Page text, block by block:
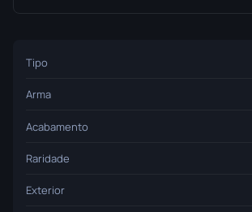
Tipo
Arma
Acabamento
Raridade
Exterior